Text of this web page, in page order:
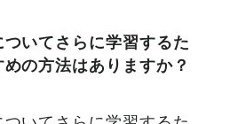
いてさらに学習するた
の方法はありますか？